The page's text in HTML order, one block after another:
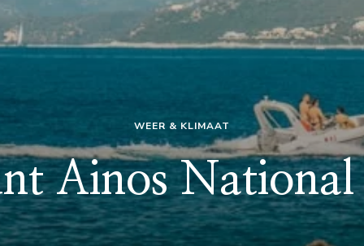
WEER & KLIMAAT
Ainos National